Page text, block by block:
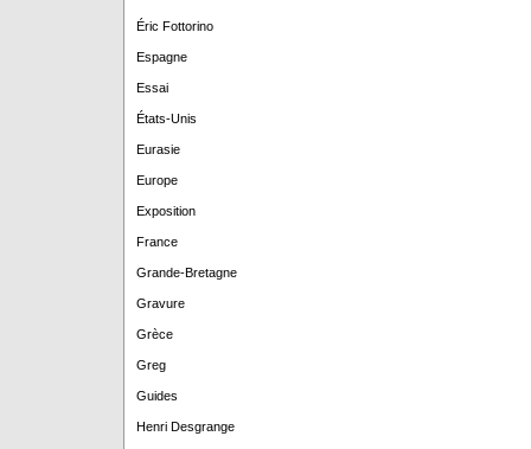
Éric Fottorino
Espagne
Essai
États-Unis
Eurasie
Europe
Exposition
France
Grande-Bretagne
Gravure
Grèce
Greg
Guides
Henri Desgrange